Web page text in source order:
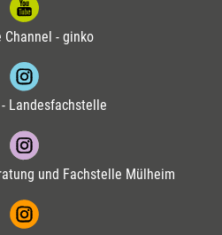
Channel - ginko
Landesfachstelle
und Fachstelle Mülheim